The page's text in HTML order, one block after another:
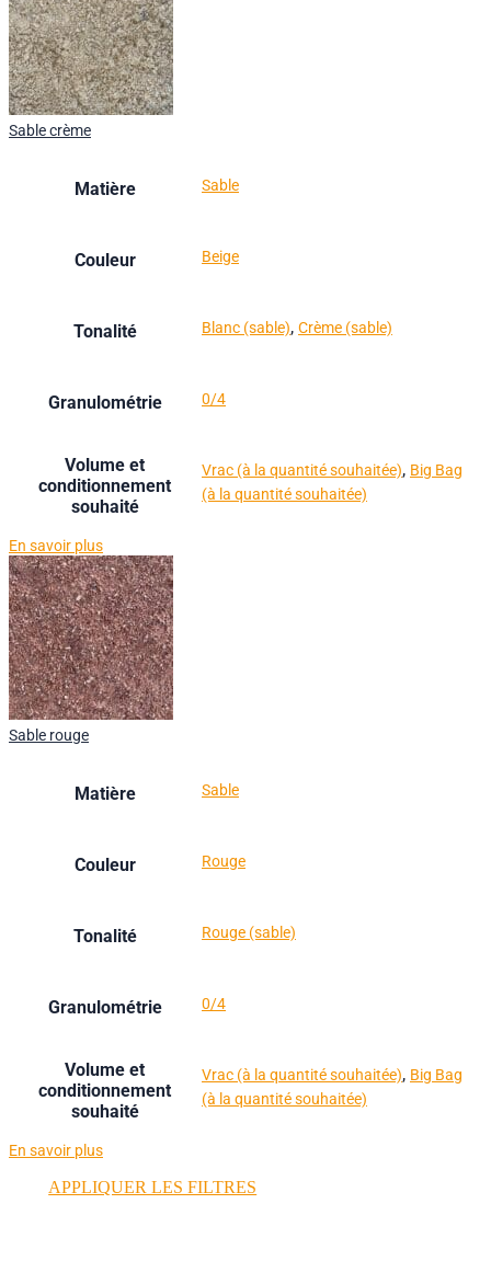
Sable crème
Matière Sable
Couleur Beige
Tonalité Blanc (sable), Crème (sable)
Granulométrie 0/4
Volume et
conditionnement
souhaité
Vrac (à la quantité souhaitée), Big Bag
(à la quantité souhaitée)
En savoir plus
Sable rouge
Matière Sable
Couleur Rouge
Tonalité Rouge (sable)
Granulométrie 0/4
Volume et
conditionnement
souhaité
Vrac (à la quantité souhaitée), Big Bag
(à la quantité souhaitée)
En savoir plus
APPLIQUER LES FILTRES